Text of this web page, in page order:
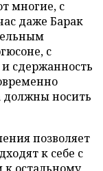
многие, с
даже Барак
с
сдержанность
должны носить
позволяет
к себе с